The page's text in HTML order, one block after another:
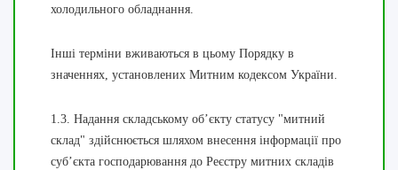
холодильного обладнання.
Інші терміни вживаються в цьому Порядку в
значеннях, установлених Митним кодексом України.
1.3. Надання складському об’єкту статусу "митний
склад" здійснюється шляхом внесення інформації про
суб’єкта господарювання до Реєстру митних складів